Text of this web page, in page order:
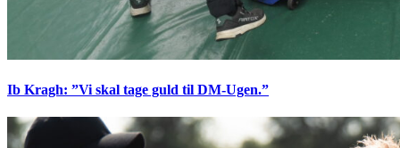
Ib Kragh: ”Vi skal tage guld til DM-Ugen.”